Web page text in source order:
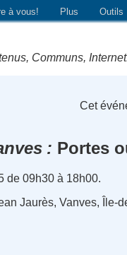
à vous! Plus Outils
Communs,
Cet
Portes
de 09h30 à 18h00.
Jaurès, Vanves, Île-